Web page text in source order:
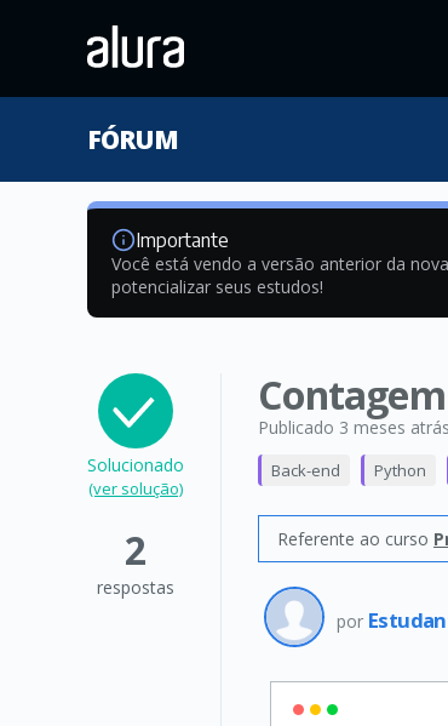
FÓRUM
Importante
Você está vendo a versão anterior da
potencializar seus estudos!
Solucionado
(ver solução)
2
respostas
Publicado 3 meses atrás
Back-end Python
Referente ao curso
por